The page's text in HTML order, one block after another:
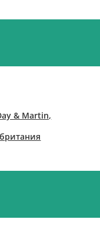
& Martin,